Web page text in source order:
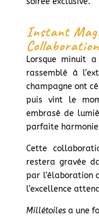
Instant
Lorsque minuit
rassemblé à
champagne ont
puis vint le
embrasé de
parfaite harmonie
Cette
restera gravée
par l’élaboration
l’excellence
Millétoilesa une